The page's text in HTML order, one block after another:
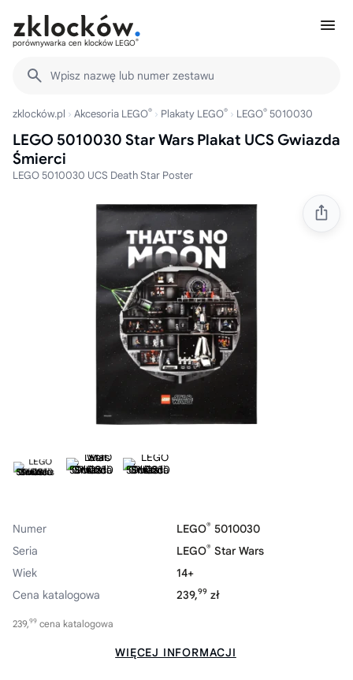
porównywarka cen klocków LEGO®
Wpisz nazwę lub numer zestawu
zklocków.pl Akcesoria LEGO® Plakaty LEGO® LEGO® 5010030
LEGO 5010030 Star Wars Plakat UCS Gwiazda
Śmierci
LEGO 5010030 UCS Death Star Poster
Numer LEGO® 5010030
Seria
LEGO® Star Wars
Wiek
14+
Cena katalogowa
239,99 zł
239,99 cena katalogowa
WIĘCEJ INFORMACJI